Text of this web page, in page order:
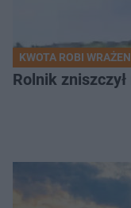
KWOTA ROBI
Rolnik